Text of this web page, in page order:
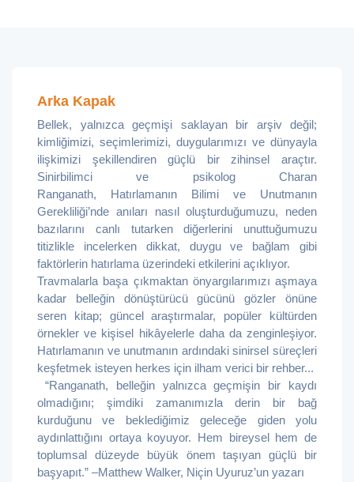
Arka Kapak
Bellek, yalnızca geçmişi saklayan bir arşiv değil;
kimliğimizi, seçimlerimizi, duygularımızı ve dünyayla
ilişkimizi şekillendiren güçlü bir zihinsel araçtır.
Sinirbilimci ve psikolog Charan
Ranganath, Hatırlamanın Bilimi ve Unutmanın
Gerekliliği’nde anıları nasıl oluşturduğumuzu, neden
bazılarını canlı tutarken diğerlerini unuttuğumuzu
titizlikle incelerken dikkat, duygu ve bağlam gibi
faktörlerin hatırlama üzerindeki etkilerini açıklıyor.
Travmalarla başa çıkmaktan önyargılarımızı aşmaya
kadar belleğin dönüştürücü gücünü gözler önüne
seren kitap; güncel araştırmalar, popüler kültürden
örnekler ve kişisel hikâyelerle daha da zenginleşiyor.
Hatırlamanın ve unutmanın ardındaki sinirsel süreçleri
keşfetmek isteyen herkes için ilham verici bir rehber...
“Ranganath, belleğin yalnızca geçmişin bir kaydı
olmadığını; şimdiki zamanımızla derin bir bağ
kurduğunu ve beklediğimiz geleceğe giden yolu
aydınlattığını ortaya koyuyor. Hem bireysel hem de
toplumsal düzeyde büyük önem taşıyan güçlü bir
başyapıt.” –Matthew Walker, Niçin Uyuruz’un yazarı